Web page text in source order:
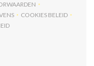
VENSTER))
((OPENT IN EEN NIEUW
VENSTER))
COOKIES BELEID
((OPENT IN EEN
IN EEN NIEUW VENSTER))